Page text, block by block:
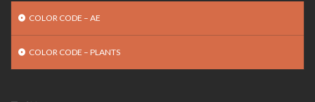
COLOR CODE – AE
COLOR CODE – PLANTS